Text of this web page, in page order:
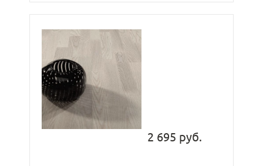
2 695 руб.